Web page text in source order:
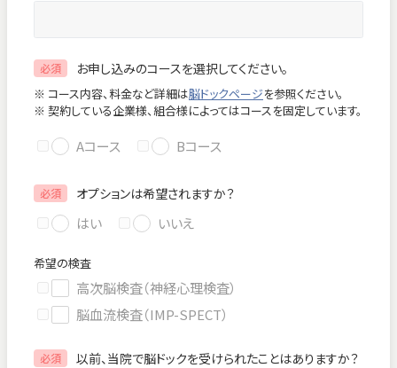
Close
必須 お申し込みのコースを選択してください。
※ コース内容、料金など詳細は脳ドックページを参照ください。
※ 契約している企業様、組合様によってはコースを固定しています。
Aコース Bコース
必須 オプションは希望されますか？
はい いいえ
希望の検査
高次脳検査（神経心理検査）
脳血流検査（IMP-SPECT）
必須 以前、当院で脳ドックを受けられたことはありますか？